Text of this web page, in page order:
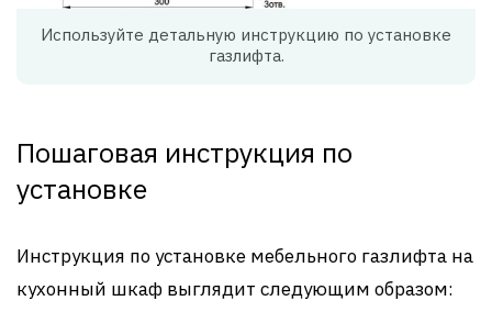
Используйте детальную инструкцию по установке
газлифта.
Пошаговая инструкция по
установке
Инструкция по установке мебельного газлифта на
кухонный шкаф выглядит следующим образом: